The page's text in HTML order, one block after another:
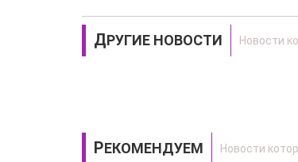
ДРУГИЕ НОВОСТИ
РЕКОМЕНДУЕМ